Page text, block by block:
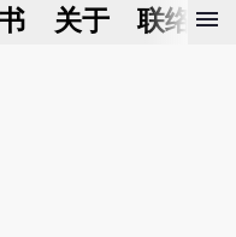
关于 联络我
menu